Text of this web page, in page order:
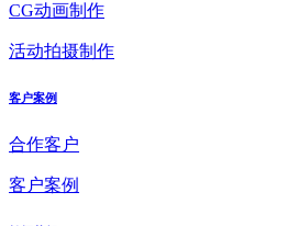
CG动画制作
活动拍摄制作
客户案例
合作客户
客户案例